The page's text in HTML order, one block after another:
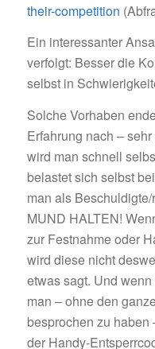
their-competition
Ein interessanter
verfolgt: Besser die
selbst in
Solche Vorhaben
Erfahrung nach –
wird man schnell
belastet sich selbst
man als
MUND HALTEN!
zur Festnahme oder
wird diese nicht
etwas sagt. Und
man – ohne den
besprochen zu
der Handy-